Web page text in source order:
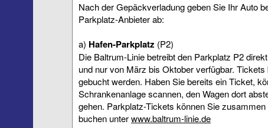
Nach der Gepäckverladung geben Sie Ihr Auto
Parkplatz-Anbieter ab:
a) Hafen-Parkplatz (P2)
Die Baltrum-Linie betreibt den Parkplatz P2
und nur von März bis Oktober verfügbar.
gebucht werden. Haben Sie bereits ein Ticket,
Schrankenanlage scannen, den Wagen dort
gehen. Parkplatz-Tickets können Sie
buchen unterwww.baltrum-linie.de